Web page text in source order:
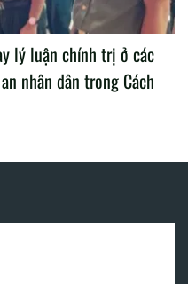
lý luận chính trị ở các
nhân dân trong Cách